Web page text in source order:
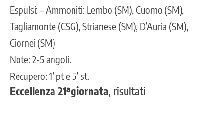
Espulsi: – Ammoniti: Lembo (SM), Cuomo (SM),
Tagliamonte (CSG), Strianese (SM), D’Auria (SM),
Ciornei (SM)
Note: 2-5 angoli.
Recupero: 1’ pt e 5’ st.
Eccellenza 21ªgiornata, risultati